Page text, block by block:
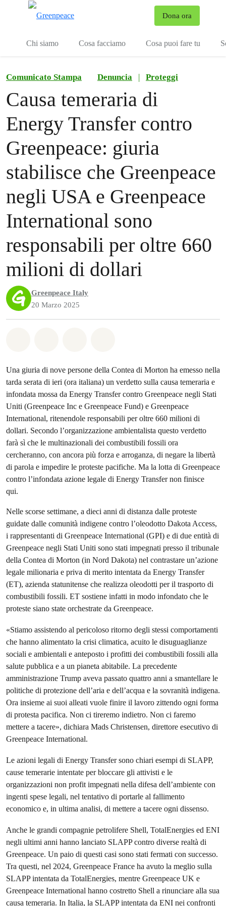
Dona ora
Chi siamo Cosa facciamo Cosa puoi fare tu
Comunicato Stampa Denuncia | Proteggi
Causa temeraria di
Energy Transfer contro
Greenpeace: giuria
stabilisce che Greenpeace
negli USA e Greenpeace
International sono
responsabili per oltre 660
milioni di dollari
Greenpeace Italy
20 Marzo 2025
Una giuria di nove persone della Contea di Morton ha emesso nella
tarda serata di ieri (ora italiana) un verdetto sulla causa temeraria e
infondata mossa da Energy Transfer contro Greenpeace negli Stati
Uniti (Greenpeace Inc e Greenpeace Fund) e Greenpeace
International, ritenendole responsabili per oltre 660 milioni di
dollari. Secondo l’organizzazione ambientalista questo verdetto
farà sì che le multinazionali dei combustibili fossili ora
cercheranno, con ancora più forza e arroganza, di negare la libertà
di parola e impedire le proteste pacifiche. Ma la lotta di Greenpeace
contro l’infondata azione legale di Energy Transfer non finisce
qui.
Nelle scorse settimane, a dieci anni di distanza dalle proteste
guidate dalle comunità indigene contro l’oleodotto Dakota Access,
i rappresentanti di Greenpeace International (GPI) e di due entità di
Greenpeace negli Stati Uniti sono stati impegnati presso il tribunale
della Contea di Morton (in Nord Dakota) nel contrastare un’azione
legale milionaria e priva di merito intentata da Energy Transfer
(ET), azienda statunitense che realizza oleodotti per il trasporto di
combustibili fossili. ET sostiene infatti in modo infondato che le
proteste siano state orchestrate da Greenpeace.
«Stiamo assistendo al pericoloso ritorno degli stessi comportamenti
che hanno alimentato la crisi climatica, acuito le disuguaglianze
sociali e ambientali e anteposto i profitti dei combustibili fossili alla
salute pubblica e a un pianeta abitabile. La precedente
amministrazione Trump aveva passato quattro anni a smantellare le
politiche di protezione dell’aria e dell’acqua e la sovranità indigena.
Ora insieme ai suoi alleati vuole finire il lavoro zittendo ogni forma
di protesta pacifica. Non ci tireremo indietro. Non ci faremo
mettere a tacere», dichiara Mads Christensen, direttore esecutivo di
Greenpeace International.
Le azioni legali di Energy Transfer sono chiari esempi di SLAPP,
cause temerarie intentate per bloccare gli attivisti e le
organizzazioni non profit impegnati nella difesa dell’ambiente con
ingenti spese legali, nel tentativo di portarle al fallimento
economico e, in ultima analisi, di mettere a tacere ogni dissenso.
Anche le grandi compagnie petrolifere Shell, TotalEnergies ed ENI
negli ultimi anni hanno lanciato SLAPP contro diverse realtà di
Greenpeace. Un paio di questi casi sono stati fermati con successo.
Tra questi, nel 2024, Greenpeace France ha avuto la meglio sulla
SLAPP intentata da TotalEnergies, mentre Greenpeace UK e
Greenpeace International hanno costretto Shell a rinunciare alla sua
causa temeraria. In Italia, la SLAPP intentata da ENI nei confronti